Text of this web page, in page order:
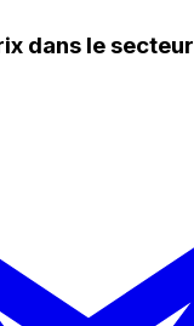
dans le secteur